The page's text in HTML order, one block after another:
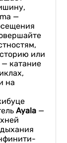
—
или
катание
на
Ayala —